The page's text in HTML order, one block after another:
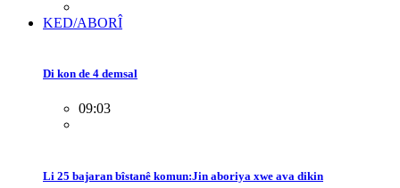
KED/ABORÎ
Di kon de 4 demsal
09:03
Li 25 bajaran bîstanê komun:Jin aboriya xwe ava dikin